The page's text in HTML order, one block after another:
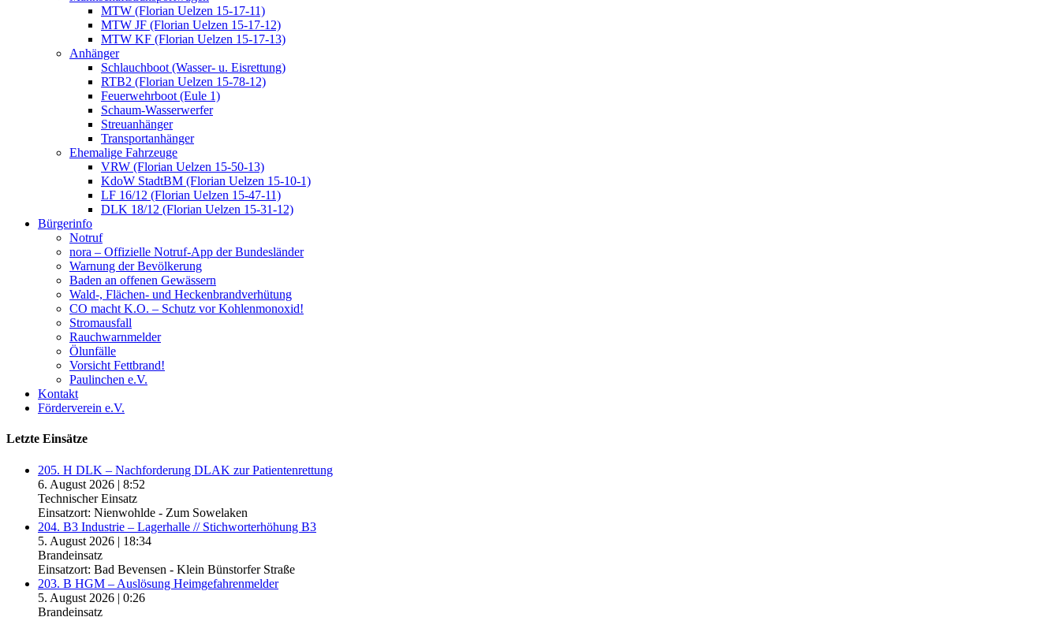
MTW (Florian Uelzen 15-17-11)
MTW JF (Florian Uelzen 15-17-12)
MTW KF (Florian Uelzen 15-17-13)
Anhänger
Schlauchboot (Wasser- u. Eisrettung)
RTB2 (Florian Uelzen 15-78-12)
Feuerwehrboot (Eule 1)
Schaum-Wasserwerfer
Streuanhänger
Transportanhänger
Ehemalige Fahrzeuge
VRW (Florian Uelzen 15-50-13)
KdoW StadtBM (Florian Uelzen 15-10-1)
LF 16/12 (Florian Uelzen 15-47-11)
DLK 18/12 (Florian Uelzen 15-31-12)
Bürgerinfo
Notruf
nora – Offizielle Notruf-App der Bundesländer
Warnung der Bevölkerung
Baden an offenen Gewässern
Wald-, Flächen- und Heckenbrandverhütung
CO macht K.O. – Schutz vor Kohlenmonoxid!
Stromausfall
Rauchwarnmelder
Ölunfälle
Vorsicht Fettbrand!
Paulinchen e.V.
Kontakt
Förderverein e.V.
Letzte Einsätze
205. H DLK – Nachforderung DLAK zur Patientenrettung
6. August 2026 | 8:52
Technischer Einsatz
Einsatzort: Nienwohlde - Zum Sowelaken
204. B3 Industrie – Lagerhalle // Stichworterhöhung B3
5. August 2026 | 18:34
Brandeinsatz
Einsatzort: Bad Bevensen - Klein Bünstorfer Straße
203. B HGM – Auslösung Heimgefahrenmelder
5. August 2026 | 0:26
Brandeinsatz